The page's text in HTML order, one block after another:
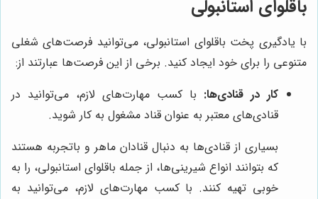
باقلوای استانبولی
با یادگیری پخت باقلوای استانبولی، می‌توانید فرصت‌های شغلی
متنوعی را برای خود ایجاد کنید. برخی از این فرصت‌ها عبارتند از:
کار در قنادی‌ها: با کسب مهارت‌های لازم، می‌توانید در
قنادی‌های معتبر به عنوان قناد مشغول به کار شوید.
بسیاری از قنادی‌ها به دنبال قنادان ماهر و باتجربه هستند
که بتوانند انواع شیرینی‌ها، از جمله باقلوای استانبولی، را به
خوبی تهیه کنند. با کسب مهارت‌های لازم، می‌توانید به